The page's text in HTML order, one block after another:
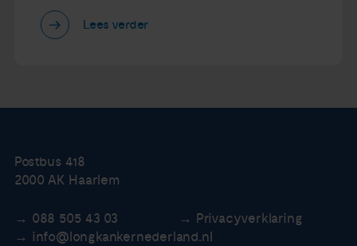
Lees verder
Postbus 418
2000 AK Haarlem
088 505 43 03
Privacyverklaring
info@longkankernederland.nl